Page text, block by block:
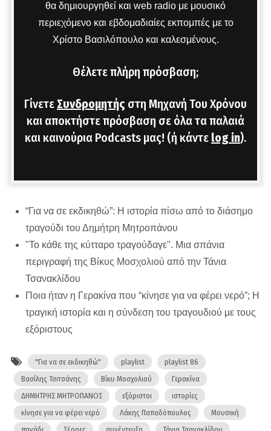
θα δημιουργηθεί και web radio με μουσικό
περιεχόμενο και εβδομαδιαίες εκπομπές με το
Χρίστο Βασιλόπουλο και καλεσμένους.
Θέλετε πλήρη πρόσβαση;
Γίνετε Συνδρομητής στη Μηχανή Του Χρόνου
και αποκτήστε πρόσβαση σε όλα τα παλαιά
και καινούρια Podcasts μας! (ή κάντε log in).
“Για να σε εκδικηθώ”: Η ιστορία πίσω από το διάσημο
τραγούδι του Δημήτρη Μητροπάνου
"Το κάθε της κύτταρο τραγούδαγε". Μια σπάνια
περιγραφή της Βίκυς Μοσχολιού από την Τάνια
Τσανακλίδου
Ποια ήταν η Γερακίνα που “κίνησε για να φέρει νερό”; Η
τραγική ιστορία και η σύνδεση του τραγουδιού με τους
εξόριστους
"Για να σε εκδικηθώ" playlist
playlist 86
Βασίλης Τσιτσάνης
Βίκυ Μοσχολιού
Γερακίνα
ΔΗΜΗΤΡΗΣ ΜΗΤΡΟΠΑΝΟΣ
εξόριστοι
ιστορίες
κίνησε για να φέρει νερό
Λάκης Παπαδόπουλος
Μουσική